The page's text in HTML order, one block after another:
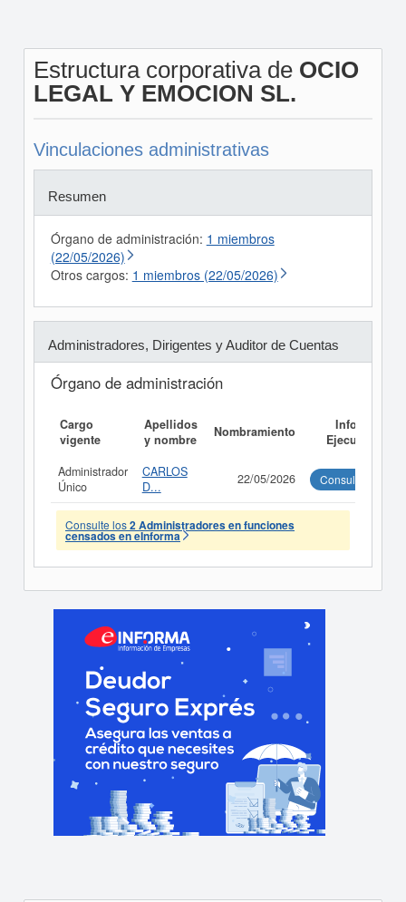
Estructura corporativa de OCIO
LEGAL Y EMOCION SL.
Vinculaciones administrativas
Resumen
Órgano de administración: 1 miembros
(22/05/2026)
Otros cargos: 1 miembros (22/05/2026)
Administradores, Dirigentes y Auditor de Cuentas
Órgano de administración
Cargo
vigente
Apellidos
y nombre
Nombramiento
Informe
Ejecutivo
Administrador
Único
CARLOS
D...
22/05/2026 Consultar
Consulte los2 Administradores en funciones
censados en eInforma